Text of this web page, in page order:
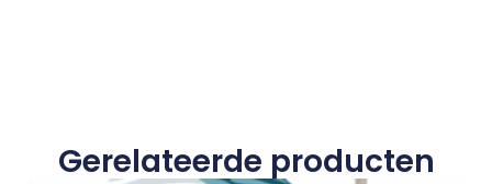
Gerelateerde producten